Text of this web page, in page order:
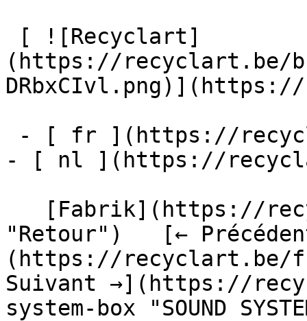
(https://recyclart.be/
- [ nl ](https://
"Retour")   [←
(https://recyclart.be/
Suivant →](https://
system-box "SOUND